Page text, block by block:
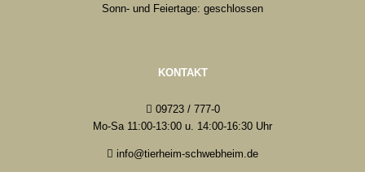
Sonn- und Feiertage: geschlossen
KONTAKT
09723 / 777-0
Mo-Sa 11:00-13:00 u. 14:00-16:30 Uhr
info@tierheim-schwebheim.de